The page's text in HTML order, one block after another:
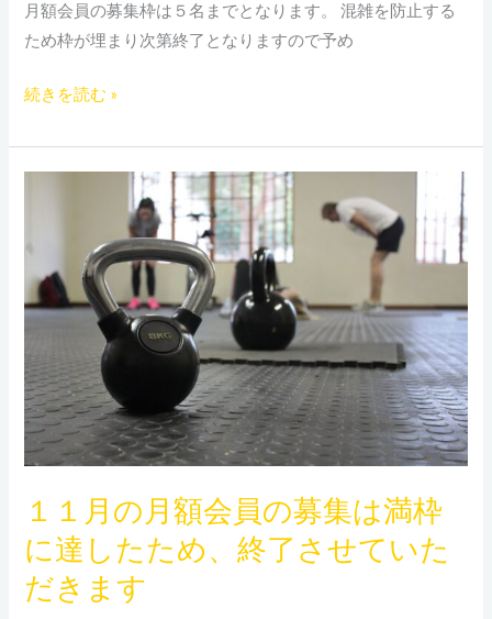
月額会員の募集枠は５名までとなります。 混雑を防止する
ため枠が埋まり次第終了となりますので予め
続きを読む »
１１月の月額会員の募集は満枠
に達したため、終了させていた
だきます
の
月
会
員
の
募
は
満
に